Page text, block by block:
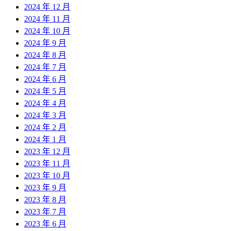
2024 年 12 月
2024 年 11 月
2024 年 10 月
2024 年 9 月
2024 年 8 月
2024 年 7 月
2024 年 6 月
2024 年 5 月
2024 年 4 月
2024 年 3 月
2024 年 2 月
2024 年 1 月
2023 年 12 月
2023 年 11 月
2023 年 10 月
2023 年 9 月
2023 年 8 月
2023 年 7 月
2023 年 6 月